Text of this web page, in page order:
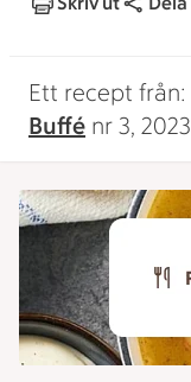
Ett recept från:
Buffé nr 3, 2023